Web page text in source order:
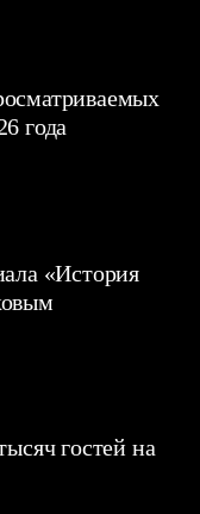
года
«История
гостей на